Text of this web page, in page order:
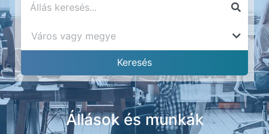
Állások és munkák